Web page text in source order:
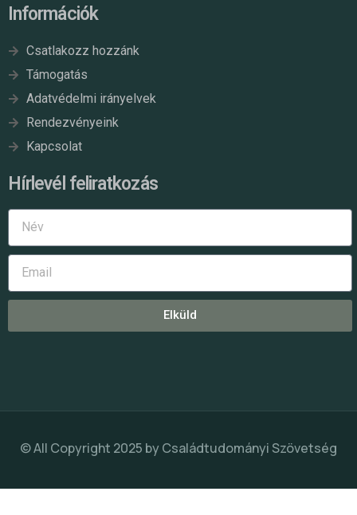
Információk
Csatlakozz hozzánk
Támogatás
Adatvédelmi irányelvek
Rendezvényeink
Kapcsolat
Hírlevél feliratkozás
Elküld
© All Copyright 2025 byCsaládtudományi Szövetség